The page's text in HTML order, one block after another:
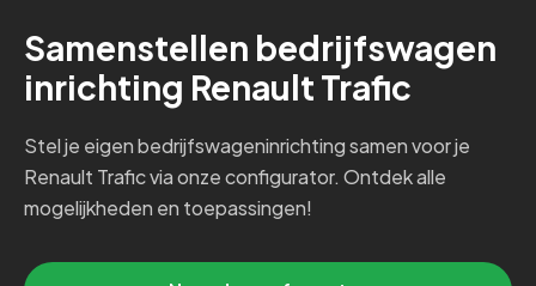
Samenstellen bedrijfswagen
inrichting Renault Trafic
Stel je eigen bedrijfswageninrichting samen voor je
Renault Trafic via onze configurator. Ontdek alle
mogelijkheden en toepassingen!